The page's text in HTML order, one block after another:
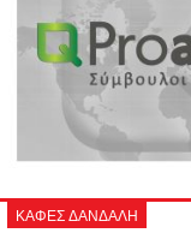
ΚΑΦΕΣ ΔΑΝΔΑΛΗ